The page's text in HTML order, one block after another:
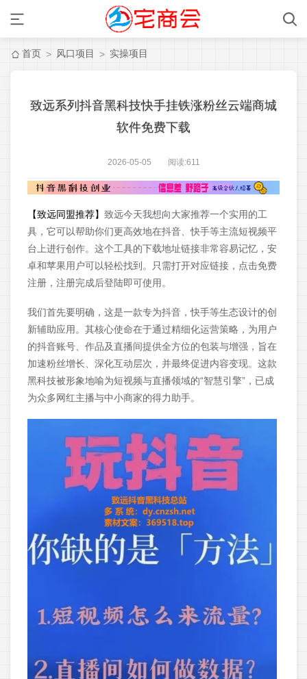
首页 > 风口项目 > 实操项目
致远系列抖音黑科技快手挂铁涨粉丝云端商城
软件免费下载
2026-05-05 阅读:611
【致远同盟推荐】 致远今天我想向大家推荐一个实用的工
具，它可以帮助你们更高效地在抖音、快手等主流短视频平
台上进行创作。这个工具的下载地址链接非常容易记忆，安
卓和苹果用户可以轻松找到。只需打开对应链接，点击免费
注册，注册完成后登陆即可使用。
我们首先要明确，这是一款专为抖音，快手等生态设计的创
新辅助应用。其核心使命在于通过精细化运营策略，为用户
的抖音账号、作品及直播间提供全方位的包装与增强，旨在
加速粉丝增长、深化互动层次，并最终促进内容变现。这款
黑科技被形象地喻为短视频与直播领域的“智慧引擎”，已成
为众多网红主播与中小商家的得力助手。